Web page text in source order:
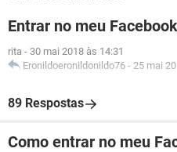
Entrar no meu
rita - 30 mai 2018 às 14:31
Eronildoeronildonildo76 - 25 mai
89 Respostas
Como entrar no meu